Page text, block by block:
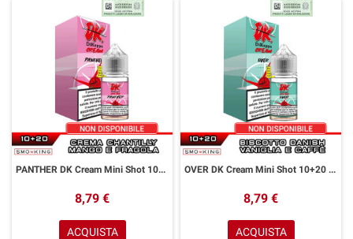
PANTHER DK Cream Mini Shot 10+20 ml Easy Vape Crema Chantilly Mango Fragola
8,79 €
ACQUISTA
OVER DK Cream Mini Shot 10+20 ml Easy Vape Biscotto Vaniglia Caffè
8,79 €
ACQUISTA